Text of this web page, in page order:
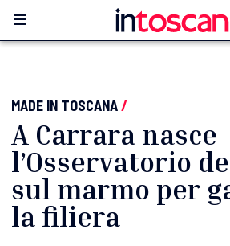
MADE IN TOSCANA/
A Carrara nasce
l’Osservatorio
sul marmo per
la filiera